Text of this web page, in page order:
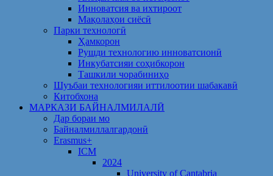
Инноватсия ва ихтироот
Мақолаҳои сиёсӣ
Парки технологӣ
Ҳамкорон
Рушди технологию инноватсионӣ
Инкубатсияи соҳибкорон
Ташкили чорабиниҳо
Шуъбаи технологияи иттилоотии шабакавӣ
Китобхона
МАРКАЗИ БАЙНАЛМИЛАЛӢ
Дар бораи мо
Байналмиллалгардонӣ
Erasmus+
ICM
2024
University of Cantabria